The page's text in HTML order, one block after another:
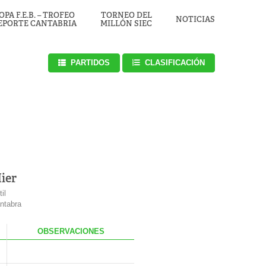
F.E.B. – TROFEO
CANTABRIA
TORNEO DEL
MILLÓN SIEC
NOTICIAS
PARTIDOS CLASIFICACIÓN
OBS ERVACIONES